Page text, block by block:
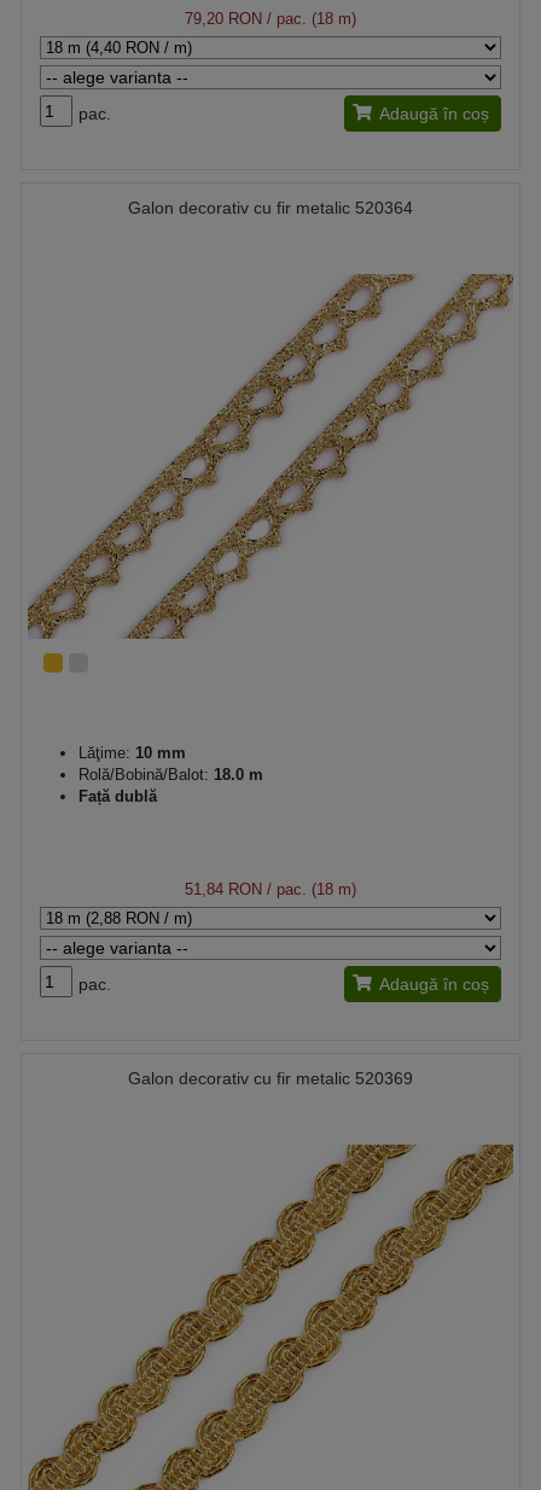
79,20 RON / pac. (18 m)
pac. Adaugă în coș
Galon decorativ cu fir metalic 520364
Lăţime: 10 mm
Rolă/Bobină/Balot: 18.0 m
Față dublă
51,84 RON / pac. (18 m)
pac. Adaugă în coș
Galon decorativ cu fir metalic 520369